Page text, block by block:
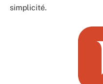
simplicité.